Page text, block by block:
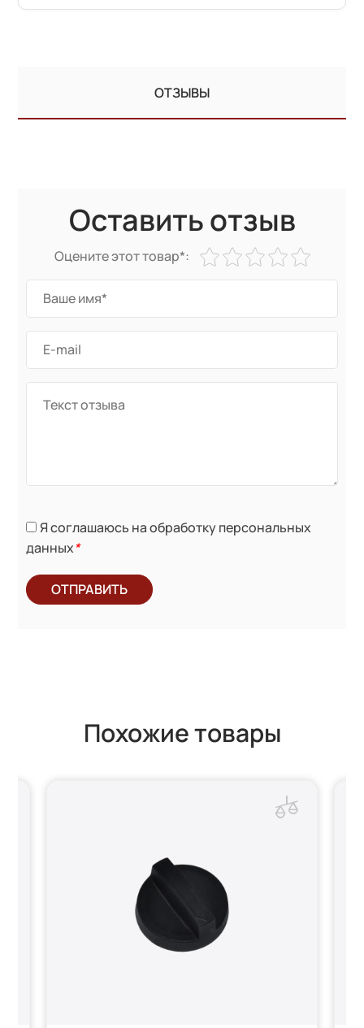
ОТЗЫВЫ
Оставить отзыв
Оцените этот товар*:
Я соглашаюсь на обработку персональных
данных*
ОТПРАВИТЬ
Похожие товары